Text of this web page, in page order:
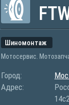
Шиномонтаж
Мотосервис.
Город:
Адрес: